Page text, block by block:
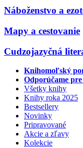
Náboženstvo a
Mapy a cestovanie
Cudzojazyčná
Knihomoľský
Odporúčame pre
Všetky knihy
Knihy roka 2025
Bestsellery
Novinky
Pripravované
Akcie a zľavy
Kolekcie